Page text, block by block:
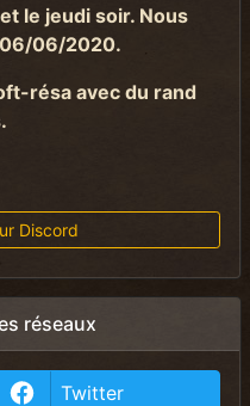
le jeudi soir. Nous
06/06/2020.
résa avec du rand
Discord
réseaux
Twitter